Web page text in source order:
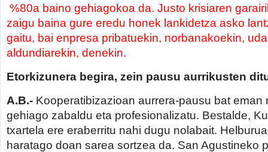
%80a baino gehiagokoa da. Justo krisiaren
zaigu baina gure eredu honek lankidetza asko
gaitu, bai enpresa pribatuekin, norbanakoekin,
aldundiarekin, denekin.
Etorkizunera begira, zein pausu aurrikusten
A.B.- Kooperatibizazioan aurrera-pausu bat eman
gehiago zabaldu eta profesionalizatu. Bestalde,
txartela ere eraberritu nahi dugu nolabait.
haratago doan sarea sortzea da. San Agustineko